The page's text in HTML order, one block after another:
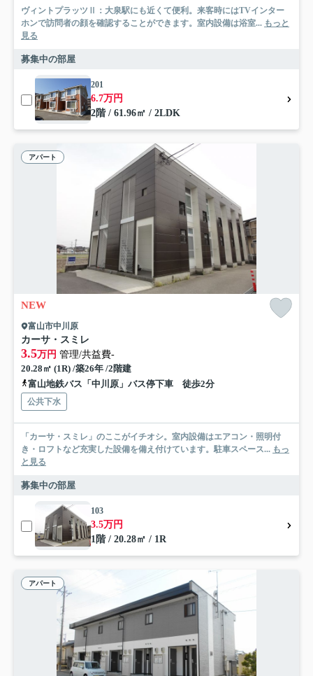
ヴィントプラッツⅡ：大泉駅にも近くて便利。来客時にはTVインター
ホンで訪問者の顔を確認することができます。室内設備は浴室... もっと
見る
募集中の部屋
201
6.7万円
2階 / 61.96㎡ / 2LDK
アパート
NEW
富山市中川原
カーサ・スミレ
3.5万円 管理/共益費-
20.28㎡ (1R) /築26年 /2階建
富山地鉄バス「中川原」バス停下車 徒歩2分
公共下水
「カーサ・スミレ」のここがイチオシ。室内設備はエアコン・照明付
き・ロフトなど充実した設備を備え付けています。駐車スペース... もっ
と見る
募集中の部屋
103
3.5万円
1階 / 20.28㎡ / 1R
アパート